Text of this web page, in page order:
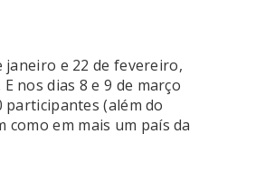
janeiro e 22 de fevereiro,
nos dias 8 e 9 de março
participantes (além do
em mais um país da